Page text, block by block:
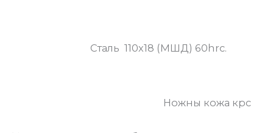
Сталь 110х18 (МШД) 60hrc.
Ножны кожа крс